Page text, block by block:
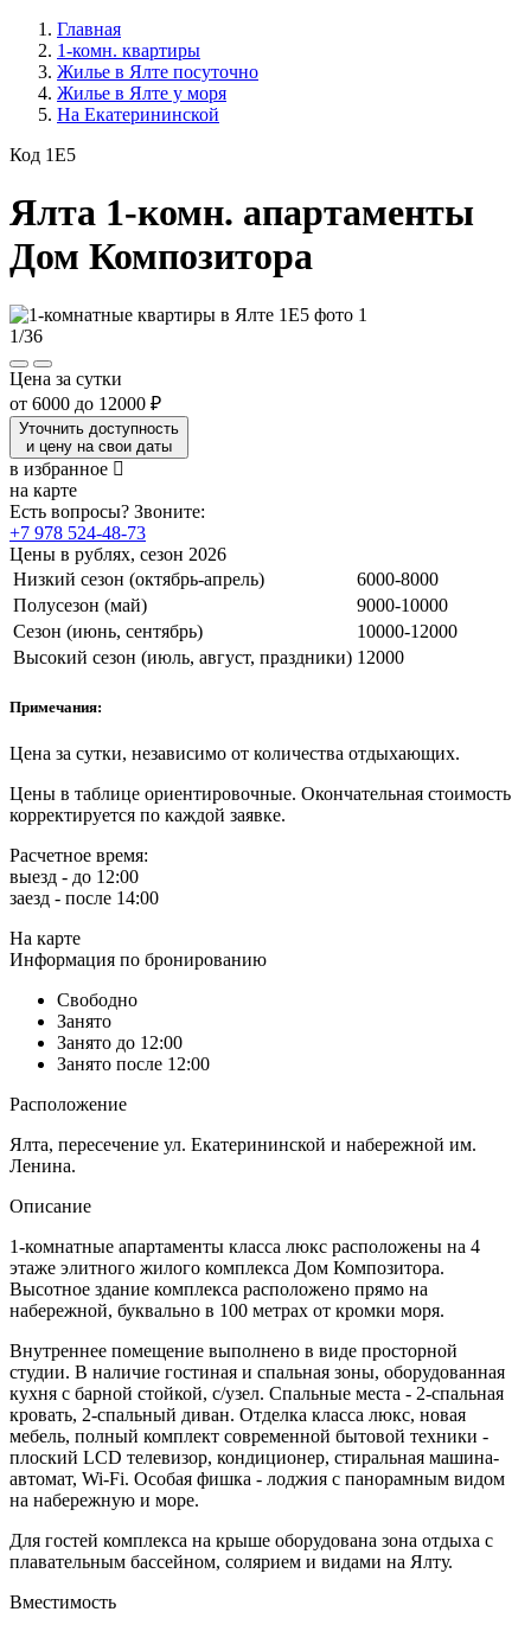
Главная
1-комн. квартиры
Жилье в Ялте посуточно
Жилье в Ялте у моря
На Екатерининской
Код 1E5
Ялта 1-комн. апартаменты
Дом Композитора
1/36
Цена за сутки
от 6000 до 12000 ₽
Уточнить доступность
и цену на свои даты
в избранное
на карте
Есть вопросы? Звоните:
+7 978 524-48-73
Цены в рублях, сезон 2026
Низкий сезон (октябрь-апрель)
6000-8000
Полусезон (май)
9000-10000
Сезон (июнь, сентябрь)
10000-12000
Высокий сезон (июль, август, праздники) 12000
Примечания:
Цена за сутки, независимо от количества отдыхающих.
Цены в таблице ориентировочные. Окончательная стоимость
корректируется по каждой заявке.
Расчетное время:
выезд - до 12:00
заезд - после 14:00
На карте
Информация по бронированию
Свободно
Занято
Занято до 12:00
Занято после 12:00
Расположение
Ялта, пересечение ул. Екатерининской и набережной им.
Ленина.
Описание
1-комнатные апартаменты класса люкс расположены на 4
этаже элитного жилого комплекса Дом Композитора.
Высотное здание комплекса расположено прямо на
набережной, буквально в 100 метрах от кромки моря.
Внутреннее помещение выполнено в виде просторной
студии. В наличие гостиная и спальная зоны, оборудованная
кухня с барной стойкой, с/узел. Спальные места - 2-спальная
кровать, 2-спальный диван. Отделка класса люкс, новая
мебель, полный комплект современной бытовой техники -
плоский LCD телевизор, кондиционер, стиральная машина-
автомат, Wi-Fi. Особая фишка - лоджия с панорамным видом
на набережную и море.
Для гостей комплекса на крыше оборудована зона отдыха с
плавательным бассейном, солярием и видами на Ялту.
Вместимость